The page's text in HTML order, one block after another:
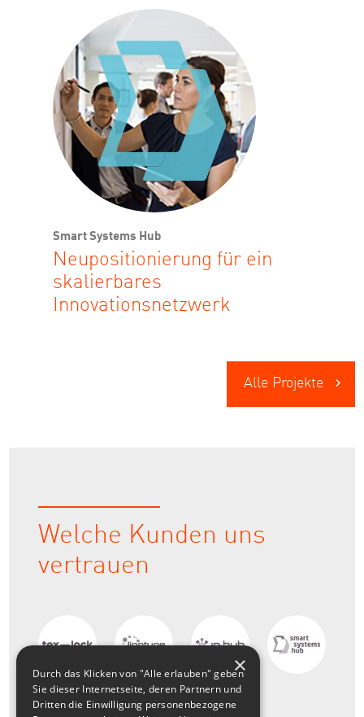
Smart Systems Hub
Neupositionierung für ein
skalierbares
Innovationsnetzwerk
Alle Projekte
Welche Kunden uns
vertrauen
×
Durch das Klicken von "Alle erlauben" geben
Sie dieser Internetseite, deren Partnern und
Dritten die Einwilligung personenbezogene